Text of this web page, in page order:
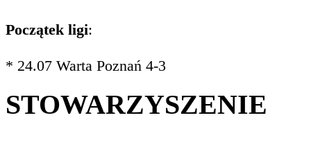
Początek ligi:
* 24.07 Warta Poznań 4-3
STOWARZYSZENIE